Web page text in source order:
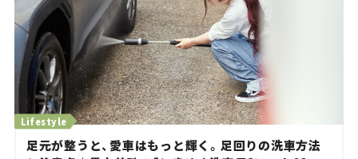
Lifestyle
足元が整うと、愛車はもっと輝く。足回りの洗車方法